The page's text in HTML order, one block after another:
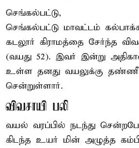
செங்கல்பட்டு,
செங்கல்பட்டு மாவட்டம்
கடலூர் கிராமத்தை சேர்ந்த
(வயது 52). இவர் இன்று
உள்ள தனது வயலுக்கு
சென்றுள்ளார்.
விவசாயி பலி
வயல் வரப்பில் நடந்து
கிடந்த உயர் மின் அழுத்த